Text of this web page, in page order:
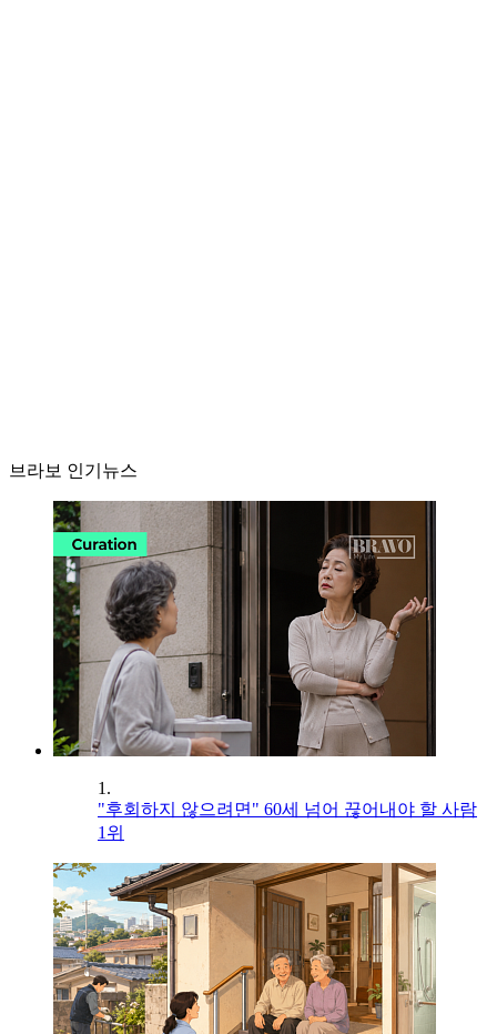
브라보 인기뉴스
1.
"후회하지 않으려면" 60세 넘어 끊어내야 할 사람
1위